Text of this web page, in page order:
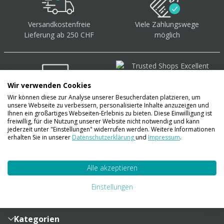
Versandkostenfreie
Lieferung ab 250 CHF
Viele Zahlungswege
möglich
Über 40.000 Artikel auf
Lager
Sendungsverfolgung
Zahlung und Versand
Lieferinformationen
Kategorien
Wir verwenden Cookies
Wir können diese zur Analyse unserer Besucherdaten platzieren, um
unsere Webseite zu verbessern, personalisierte Inhalte anzuzeigen und
Ihnen ein großartiges Webseiten-Erlebnis zu bieten. Diese Einwilligung ist
freiwillig, für die Nutzung unserer Website nicht notwendig und kann
jederzeit unter "Einstellungen" widerrufen werden. Weitere Informationen
erhalten Sie in unserer Datenschutzerklärungund Impressum.
Alle akzeptieren
Einstellungen